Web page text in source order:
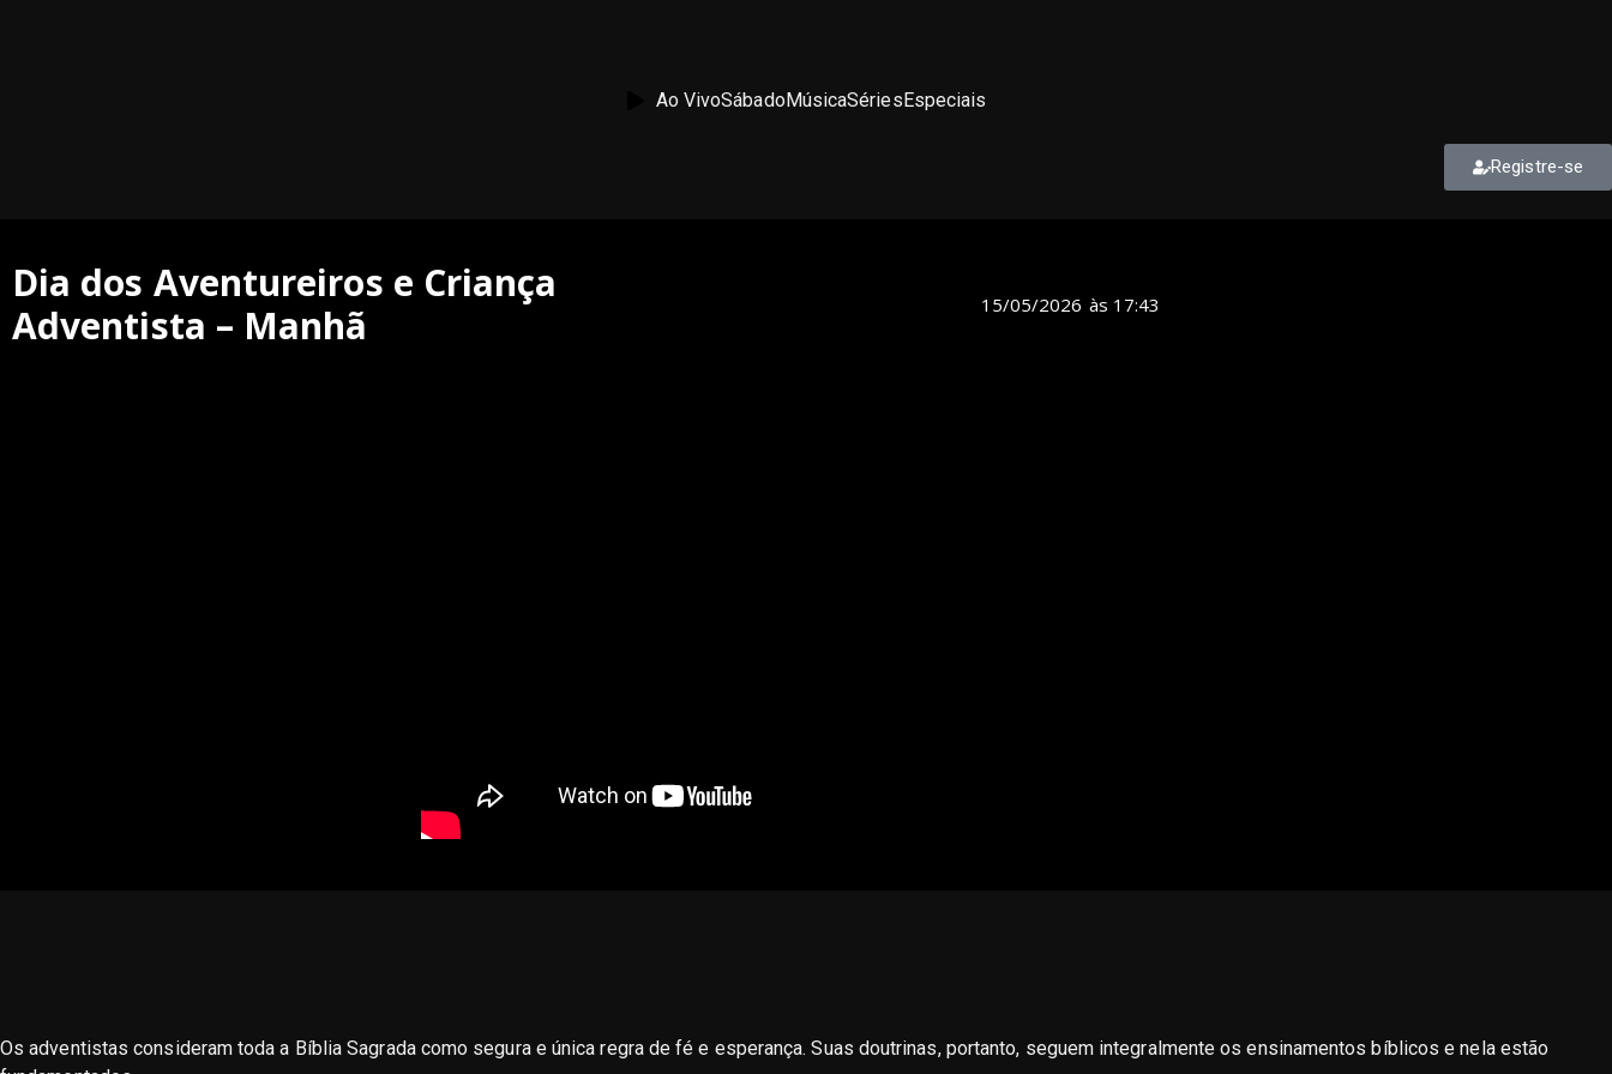
Ao VivoSábadoMúsicaSériesEspeciais
Registre-se
Dia dos Aventureiros e Criança
Adventista – Manhã
15/05/2026 às 17:43
Os adventistas consideram toda a Bíblia Sagrada como segura e única regra de fé e esperança. Suas doutrinas, portanto, seguem integralmente os ensinamentos bíblicos e nela estão